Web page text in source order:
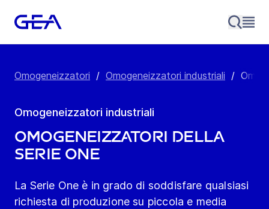
Omogeneizzatori / Omogeneizzatori industriali /
Omogeneizzatori industriali
Omogeneizzatori della
Serie One
La Serie One è in grado di soddisfare qualsiasi
richiesta di produzione su piccola e media